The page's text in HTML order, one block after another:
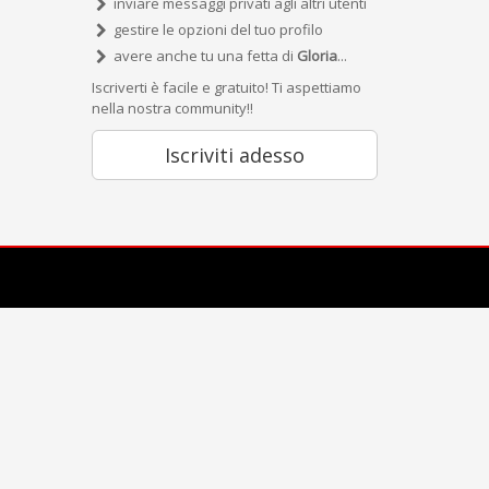
gestire le opzioni del tuo profilo
avere anche tu una fetta di Gloria...
Iscriverti è facile e gratuito! Ti aspettiamo
nella nostra community!!
Iscriviti adesso